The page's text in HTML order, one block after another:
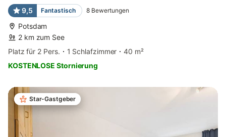
9,5 Fantastisch 8 Bewertungen
Potsdam
2 km zum See
Platz für 2 Pers.
1 Schlafzimmer
40 m²
KOSTENLOSE Stornierung
Star-Gastgeber